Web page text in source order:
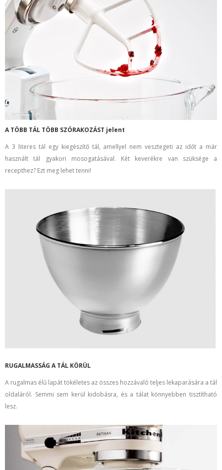
A TÖBB TÁL TÖBB SZÓRAKOZÁST jelent
A 3 literes tál egy kiegészítő tál, amellyel nem vesztegeti az időt a már
használt tál gyakori mosogatásával. Két keverékre van szüksége a
recepthez? Ezt meg lehet tenni!
RUGALMASSÁG A TÁL KÖRÜL
A rugalmas élű lapát tökéletes az összes hozzávaló teljes lekaparására a tál
oldaláról. Semmi sem kerül kidobásra, és a tálat könnyebben tisztítható
lesz.